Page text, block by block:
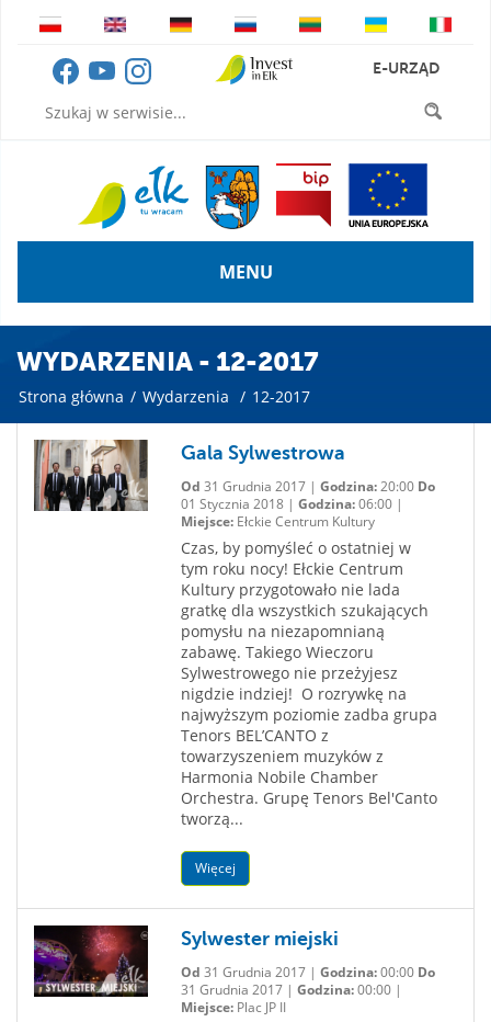
E-URZĄD
MENU
WYDARZENIA - 12-2017
Strona główna / Wydarzenia / 12-2017
Gala Sylwestrowa
Od 31 Grudnia 2017 | Godzina:20:00 Do
01 Stycznia 2018 | Godzina:06:00 |
Miejsce:Ełckie Centrum Kultury
Czas, by pomyśleć o ostatniej w
tym roku nocy! Ełckie Centrum
Kultury przygotowało nie lada
gratkę dla wszystkich szukających
pomysłu na niezapomnianą
zabawę. Takiego Wieczoru
Sylwestrowego nie przeżyjesz
nigdzie indziej! O rozrywkę na
najwyższym poziomie zadba grupa
Tenors BEL’CANTO z
towarzyszeniem muzyków z
Harmonia Nobile Chamber
Orchestra. Grupę Tenors Bel'Canto
tworzą...
Więcej
Sylwester miejski
Od 31 Grudnia 2017 | Godzina:00:00 Do
31 Grudnia 2017 | Godzina:00:00 |
Miejsce:Plac JP II